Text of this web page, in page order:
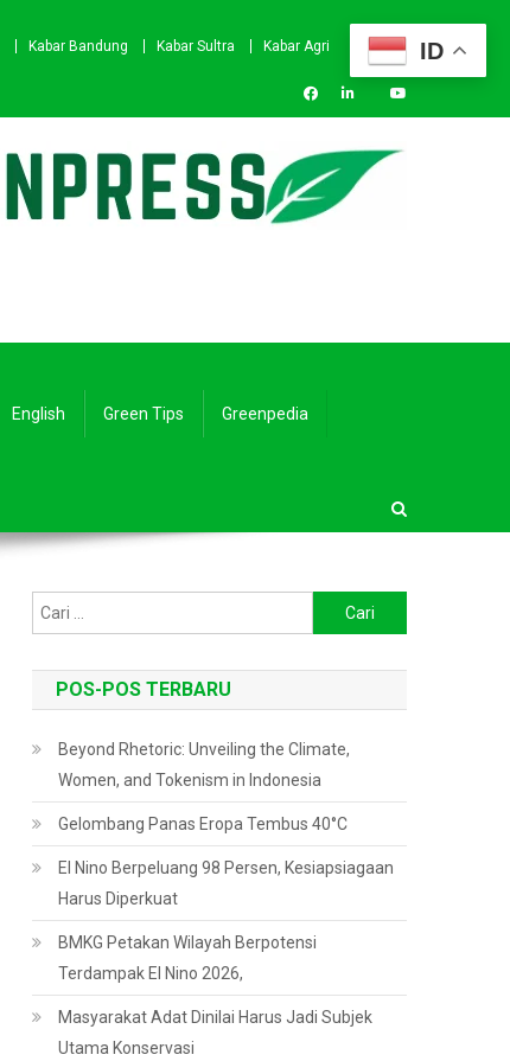
Kabar Bandung Kabar Sultra
Kabar Agri
English Green Tips Greenpedia
untuk:
POS-POS TERBARU
Beyond Rhetoric: Unveiling the Climate,
Women, and Tokenism in Indonesia
Gelombang Panas Eropa Tembus 40°C
El Nino Berpeluang 98 Persen, Kesiapsiagaan
Harus Diperkuat
BMKG Petakan Wilayah Berpotensi
Terdampak El Nino 2026,
Masyarakat Adat Dinilai Harus Jadi Subjek
Utama Konservasi
ID